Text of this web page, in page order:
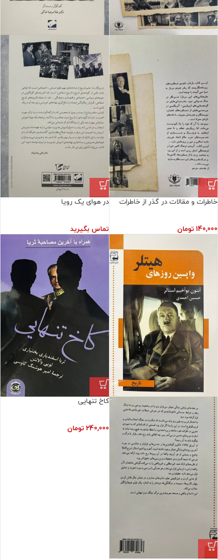
خاطرات و مقالات در گذر از خاطرات
140,000 تومان
در هوای یک رویا
تماس بگیرید
کاخ تنهایی
240,000 تومان